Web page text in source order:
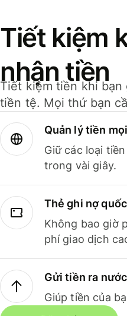
Tiết kiệm
nhận tiền
Tiết kiệm tiền khi
tiền tệ. Mọi thứ bạn
Quản lý tiền
Giữ các loại
trong vài giây.
Thẻ ghi nợ
Không bao giờ
phí giao dịch
Gửi tiền ra
Giúp tiền của